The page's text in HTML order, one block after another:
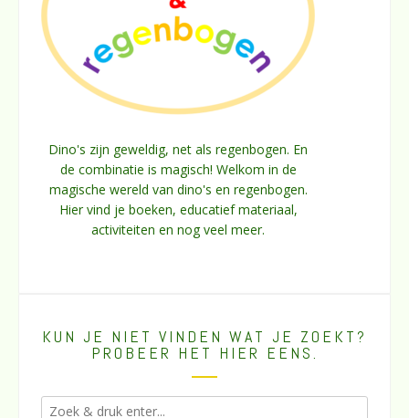
Dino's zijn geweldig, net als regenbogen. En
de combinatie is magisch! Welkom in de
magische wereld van dino's en regenbogen.
Hier vind je boeken, educatief materiaal,
activiteiten en nog veel meer.
KUN JE NIET VINDEN WAT JE ZOEKT?
PROBEER HET HIER EENS.